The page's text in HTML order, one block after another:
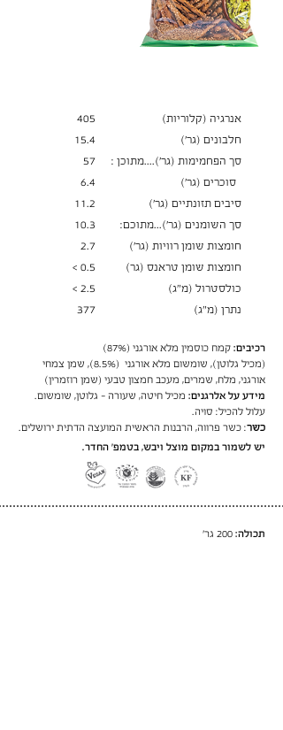
רכיבים: קמח כוסמין מלא אורגני (87%)
(מכיל גלוטן), שומשום מלא אורגני (8.5%), שמן צמחי
אורגני, מלח, שמרים, מעכב חמצון טבעי (שמן רוזמרין)
מידע על אלרגנים: מכיל חיטה, שעורה - גלוטן, שומשום.
עלול להכיל: סויה.
כשר: כשר פרווה, הרבנות הראשית המועצה הדתית ירושלים.
יש לשמור במקום מוצל ויבש, בטמפ׳ החדר.
תכולה:
אנרגיה (קלוריות)
חלבונים (גר׳)
סך הפחמימות (גר')....מתוכן :
סוכרים (גר׳)
סיבים תזונתיים (גר׳)
סך השומנים (גר')...מתוכם:
חומצות שומן רוויות (גר')
חומצות שומן טראנס (גר)
כולסטרול (מ"ג)
נתרן (מ"ג)
405
15.4
57
6.4
11.2
10.3
2.7
0.5 >
2.5 >
377